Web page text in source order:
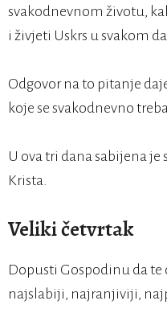
svakodnevnom životu,
i živjeti Uskrs u svakom
Odgovor na to pitanje
koje se svakodnevno
U ova tri dana sabijena
Krista.
Veliki četvrtak
Dopusti Gospodinu da te
najslabiji, najranjiviji,